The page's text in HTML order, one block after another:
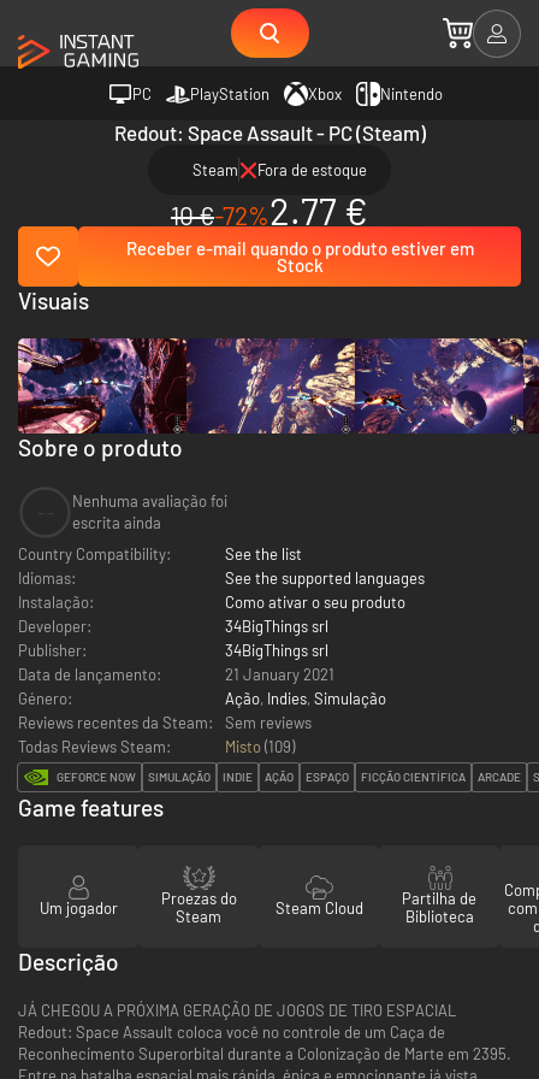
PC PlayStation Xbox Nintendo
Redout: Space Assault - PC (Steam)
Steam Fora de estoque
10 €-72%2.77 €
Receber e-mail quando o produto estiver em
Stock
Sobre o produto
Nenhuma avaliação foi
escrita ainda
Country Compatibility:
See the list
Idiomas:
See the supported languages
Instalação:
Como ativar o seu produto
Developer:
34BigThings srl
Publisher:
34BigThings srl
Data de lançamento:
21 January 2021
Género:
Ação, Indies, Simulação
Reviews recentes da Steam:
Sem reviews
Todas Reviews Steam:
Misto(109)
GEFORCE NOW SIMULAÇÃO INDIE AÇÃO ESPAÇO FICÇÃO CIENTÍFICA ARCADE
Visuais
Game features
Um jogador
Proezas do
Steam
Steam Cloud
Partilha de
Biblioteca
Descrição
JÁ CHEGOU A PRÓXIMA GERAÇÃO DE JOGOS DE TIRO ESPACIAL
Redout: Space Assault coloca você no controle de um Caça de
Reconhecimento Superorbital durante a Colonização de Marte em 2395.
Entre na batalha espacial mais rápida, épica e emocionante já vista.